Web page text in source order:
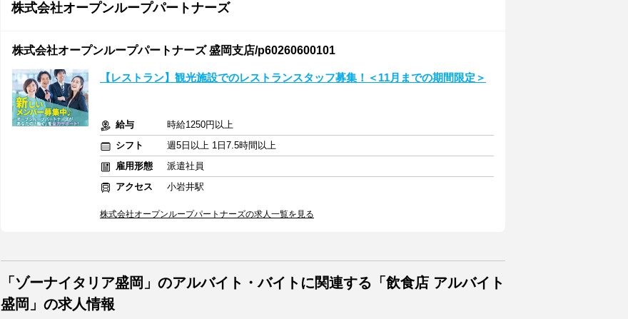
株式会社オープンループパートナーズ
株式会社オープンループパートナーズ 盛岡支店/p60260600101
【レストラン】観光施設でのレストランスタッフ募集！＜11月までの期間限定＞
給与
時給1250円以上
シフト
週5日以上 1日7.5時間以上
雇用形態
派遣社員
アクセス
小岩井駅
株式会社オープンループパートナーズの求人一覧を見る
「ゾーナイタリア盛岡」のアルバイト・バイトに関連する「飲食店 アルバイト
盛岡」の求人情報